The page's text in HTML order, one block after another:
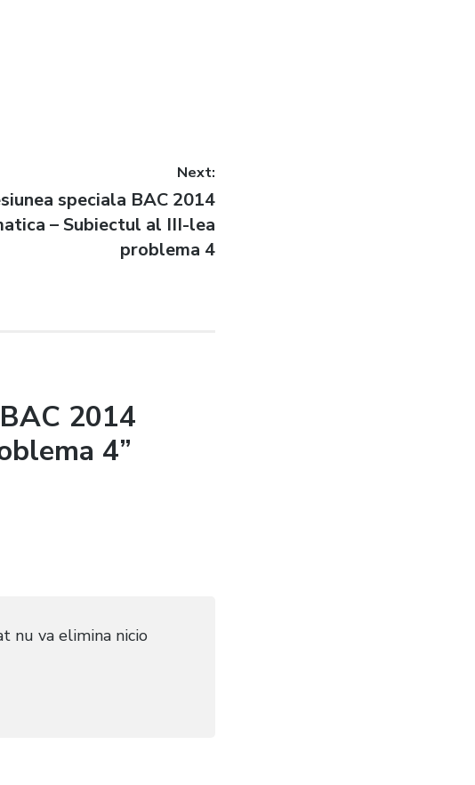
Next:
speciala BAC 2014
– Subiectul al III-lea
problema 4
2014
4”
nu va elimina nicio